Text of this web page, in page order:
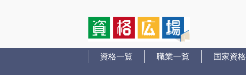
資格一覧 職業一覧 国家資格